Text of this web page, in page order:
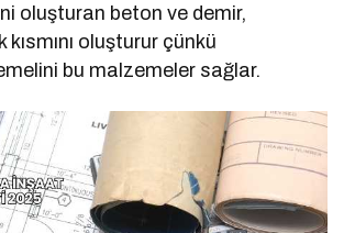
oluşturan beton ve demir,
oluşturur çünkü
bu malzemeler sağlar.